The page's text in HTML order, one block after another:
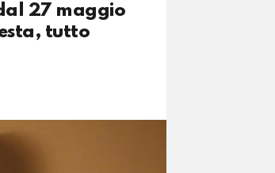
27 maggio
tutto